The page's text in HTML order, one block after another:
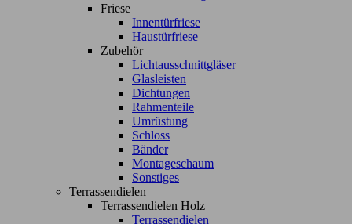
Friese
Innentürfriese
Haustürfriese
Zubehör
Lichtausschnittgläser
Glasleisten
Dichtungen
Rahmenteile
Umrüstung
Schloss
Bänder
Montageschaum
Sonstiges
Terrassendielen
Terrassendielen Holz
Terrassendielen